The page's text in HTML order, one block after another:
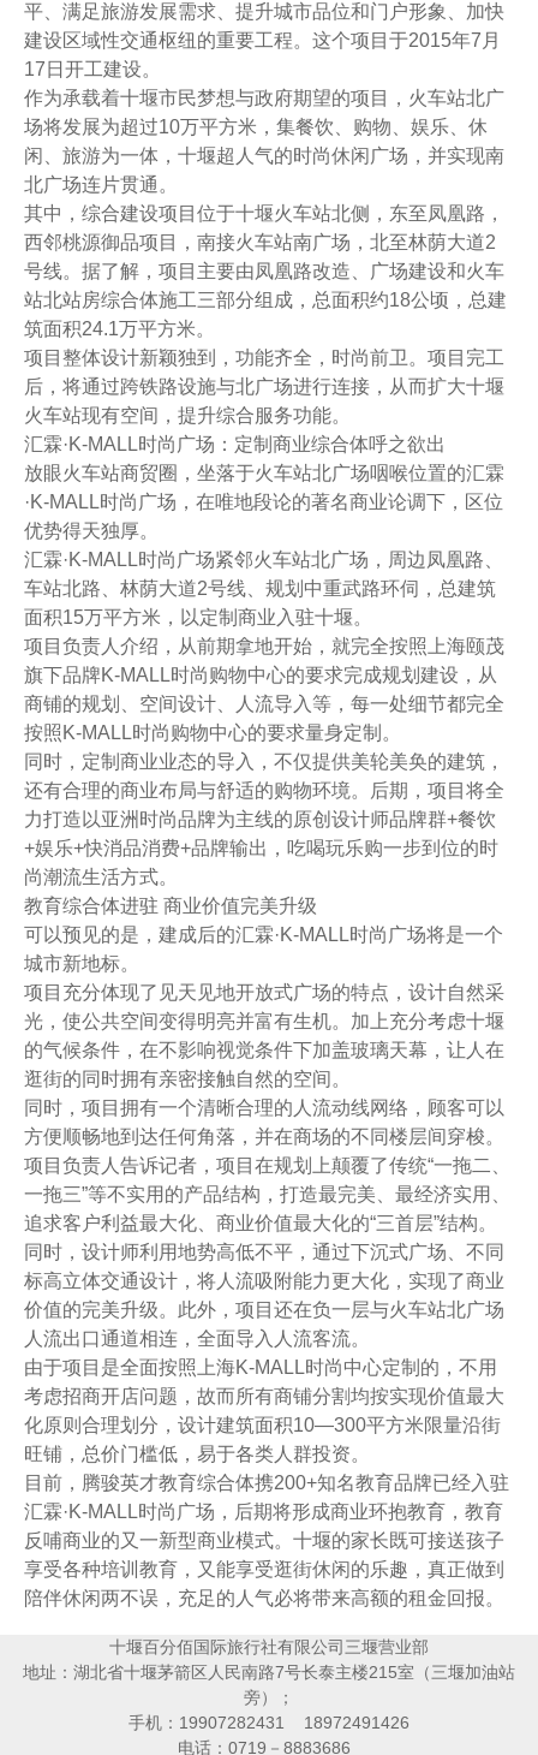
平、满足旅游发展需求、提升城市品位和门户形象、加快
建设区域性交通枢纽的重要工程。这个项目于2015年7月
17日开工建设。
作为承载着十堰市民梦想与政府期望的项目，火车站北广
场将发展为超过10万平方米，集餐饮、购物、娱乐、休
闲、旅游为一体，十堰超人气的时尚休闲广场，并实现南
北广场连片贯通。
其中，综合建设项目位于十堰火车站北侧，东至凤凰路，
西邻桃源御品项目，南接火车站南广场，北至林荫大道2
号线。据了解，项目主要由凤凰路改造、广场建设和火车
站北站房综合体施工三部分组成，总面积约18公顷，总建
筑面积24.1万平方米。
项目整体设计新颖独到，功能齐全，时尚前卫。项目完工
后，将通过跨铁路设施与北广场进行连接，从而扩大十堰
火车站现有空间，提升综合服务功能。
汇霖·K-MALL时尚广场：定制商业综合体呼之欲出
放眼火车站商贸圈，坐落于火车站北广场咽喉位置的汇霖
·K-MALL时尚广场，在唯地段论的著名商业论调下，区位
优势得天独厚。
汇霖·K-MALL时尚广场紧邻火车站北广场，周边凤凰路、
车站北路、林荫大道2号线、规划中重武路环伺，总建筑
面积15万平方米，以定制商业入驻十堰。
项目负责人介绍，从前期拿地开始，就完全按照上海颐茂
旗下品牌K-MALL时尚购物中心的要求完成规划建设，从
商铺的规划、空间设计、人流导入等，每一处细节都完全
按照K-MALL时尚购物中心的要求量身定制。
同时，定制商业业态的导入，不仅提供美轮美奂的建筑，
还有合理的商业布局与舒适的购物环境。后期，项目将全
力打造以亚洲时尚品牌为主线的原创设计师品牌群+餐饮
+娱乐+快消品消费+品牌输出，吃喝玩乐购一步到位的时
尚潮流生活方式。
教育综合体进驻 商业价值完美升级
可以预见的是，建成后的汇霖·K-MALL时尚广场将是一个
城市新地标。
项目充分体现了见天见地开放式广场的特点，设计自然采
光，使公共空间变得明亮并富有生机。加上充分考虑十堰
的气候条件，在不影响视觉条件下加盖玻璃天幕，让人在
逛街的同时拥有亲密接触自然的空间。
同时，项目拥有一个清晰合理的人流动线网络，顾客可以
方便顺畅地到达任何角落，并在商场的不同楼层间穿梭。
项目负责人告诉记者，项目在规划上颠覆了传统“一拖二、
一拖三”等不实用的产品结构，打造最完美、最经济实用、
追求客户利益最大化、商业价值最大化的“三首层”结构。
同时，设计师利用地势高低不平，通过下沉式广场、不同
标高立体交通设计，将人流吸附能力更大化，实现了商业
价值的完美升级。此外，项目还在负一层与火车站北广场
人流出口通道相连，全面导入人流客流。
由于项目是全面按照上海K-MALL时尚中心定制的，不用
考虑招商开店问题，故而所有商铺分割均按实现价值最大
化原则合理划分，设计建筑面积10—300平方米限量沿街
旺铺，总价门槛低，易于各类人群投资。
目前，腾骏英才教育综合体携200+知名教育品牌已经入驻
汇霖·K-MALL时尚广场，后期将形成商业环抱教育，教育
反哺商业的又一新型商业模式。十堰的家长既可接送孩子
享受各种培训教育，又能享受逛街休闲的乐趣，真正做到
陪伴休闲两不误，充足的人气必将带来高额的租金回报。
十堰百分佰国际旅行社有限公司三堰营业部
地址：湖北省十堰茅箭区人民南路7号长泰主楼215室（三堰加油站
旁）；
手机：19907282431 18972491426
电话：0719－8883686